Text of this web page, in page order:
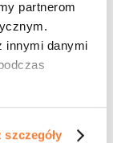
partnerom
innymi danymi
szczegóły
GUARD!